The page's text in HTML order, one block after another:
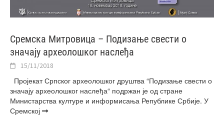
Сремска Митровица – Подизање свести о
значају археолошког наслеђа
15/11/2018
Пројекат Српског археолошког друштва “Подизање свести о
значају археолошког наслеђа“ подржан је од стране
Министарства културе и информисања Републике Србије. У
Сремској